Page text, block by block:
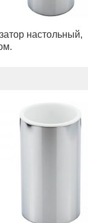
настольный,